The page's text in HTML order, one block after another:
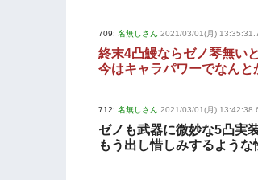
709: 名無しさん 2021/03/01(月)
終末4凸鰻ならゼノ琴無い
今はキャラパワーでなんと
712: 名無しさん 2021/03/01(月)
ゼノも武器に微妙な5凸実
もう出し惜しみするような